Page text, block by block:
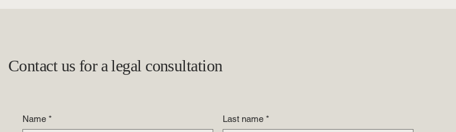
Contact us for a legal consultation
Name * Last name *